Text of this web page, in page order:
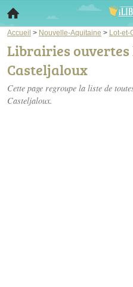
Accueil > Nouvelle-Aquitaine > Lot-et-
Librairies ouvertes
Casteljaloux
Cette page regroupe la liste de
Casteljaloux.